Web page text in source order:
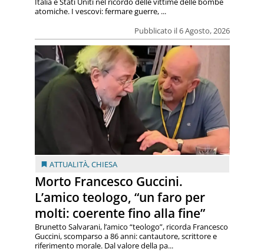
Pubblicato il 6 Agosto, 2026
atomiche. I vescovi: fermare guerre, ...
ATTUALITÀ,CHIESA
Morto Francesco Guccini.
L’amico teologo, “un faro per
molti: coerente fino alla fine”
Brunetto Salvarani, l’amico “teologo”, ricorda Francesco
Guccini, scomparso a 86 anni: cantautore, scrittore e
riferimento morale. Dal valore della pa...